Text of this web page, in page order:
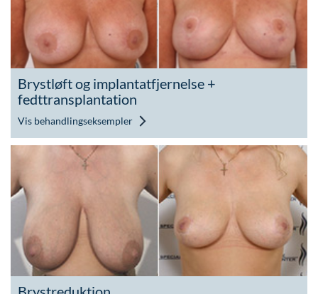
Brystløft og implantatfjernelse +
fedttransplantation
Vis behandlingseksempler